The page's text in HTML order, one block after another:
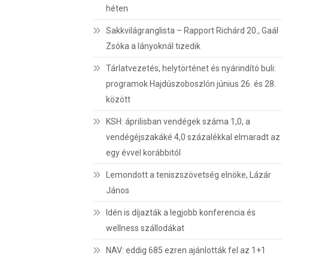
héten
Sakkvilágranglista – Rapport Richárd 20., Gaál
Zsóka a lányoknál tizedik
Tárlatvezetés, helytörténet és nyárindító buli:
programok Hajdúszoboszlón június 26. és 28.
között
KSH: áprilisban vendégek száma 1,0, a
vendégéjszakáké 4,0 százalékkal elmaradt az
egy évvel korábbitól
Lemondott a teniszszövetség elnöke, Lázár
János
Idén is díjazták a legjobb konferencia és
wellness szállodákat
NAV: eddig 685 ezren ajánlották fel az 1+1